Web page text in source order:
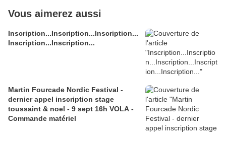
Vous aimerez aussi
Inscription...Inscription...Inscription...
Inscription...Inscription...
Martin Fourcade Nordic Festival -
dernier appel inscription stage
toussaint & noel - 9 sept 16h VOLA -
Commande matériel